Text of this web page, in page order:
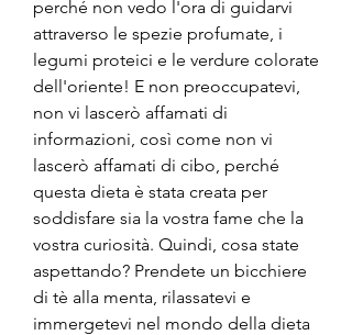
perché non vedo l'ora di guidarvi
attraverso le spezie profumate, i
legumi proteici e le verdure colorate
dell'oriente! E non preoccupatevi,
non vi lascerò affamati di
informazioni, così come non vi
lascerò affamati di cibo, perché
questa dieta è stata creata per
soddisfare sia la vostra fame che la
vostra curiosità. Quindi, cosa state
aspettando? Prendete un bicchiere
di tè alla menta, rilassatevi e
immergetevi nel mondo della dieta